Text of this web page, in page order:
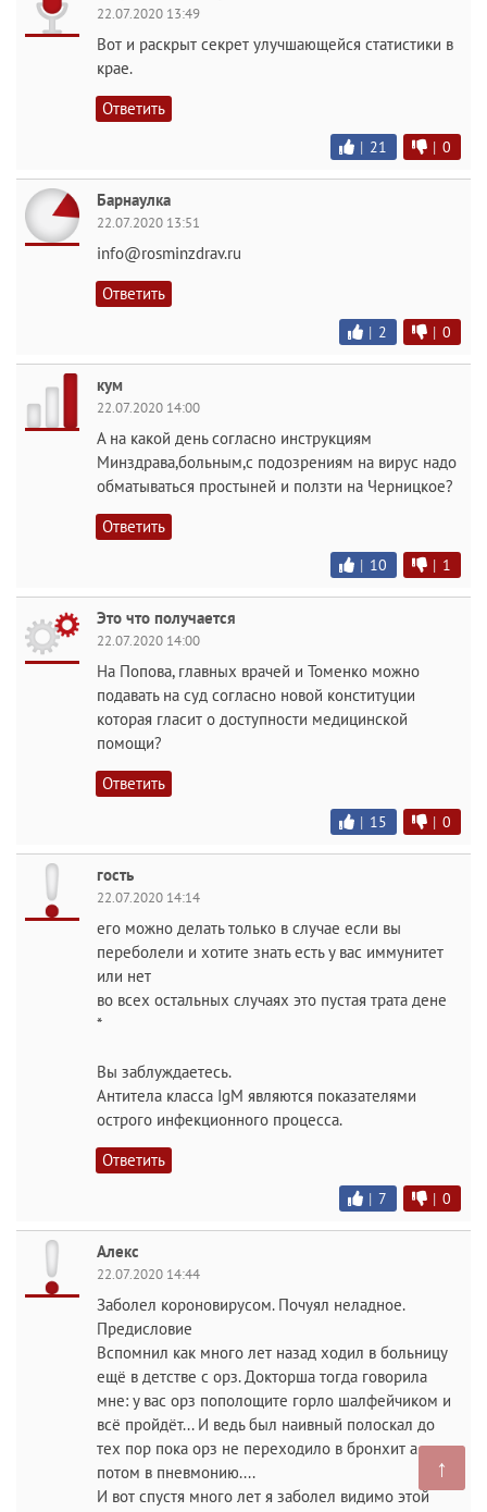
22.07.2020 13:49
Вот и раскрыт секрет улучшающейся статистики в
крае.
Ответить
| 21 | 0
Барнаулка
22.07.2020 13:51
info@rosminzdrav.ru
Ответить
| 2 | 0
кум
22.07.2020 14:00
А на какой день согласно инструкциям
Минздрава,больным,с подозрениям на вирус надо
обматываться простыней и ползти на Черницкое?
Ответить
| 10 | 1
Это что получается
22.07.2020 14:00
На Попова, главных врачей и Томенко можно
подавать на суд согласно новой конституции
которая гласит о доступности медицинской
помощи?
Ответить
| 15 | 0
гость
22.07.2020 14:14
его можно делать только в случае если вы
переболели и хотите знать есть у вас иммунитет
или нет
во всех остальных случаях это пустая трата дене
*
Вы заблуждаетесь.
Антитела класса IgМ являются показателями
острого инфекционного процесса.
Ответить
| 7 | 0
Алекс
22.07.2020 14:44
Заболел короновирусом. Почуял неладное.
Предисловие
Вспомнил как много лет назад ходил в больницу
ещё в детстве с орз. Докторша тогда говорила
мне: у вас орз пополощите горло шалфейчиком и
всё пройдёт... И ведь был наивный полоскал до
тех пор пока орз не переходило в бронхит а
потом в пневмонию....
И вот спустя много лет я заболел видимо этой
↑